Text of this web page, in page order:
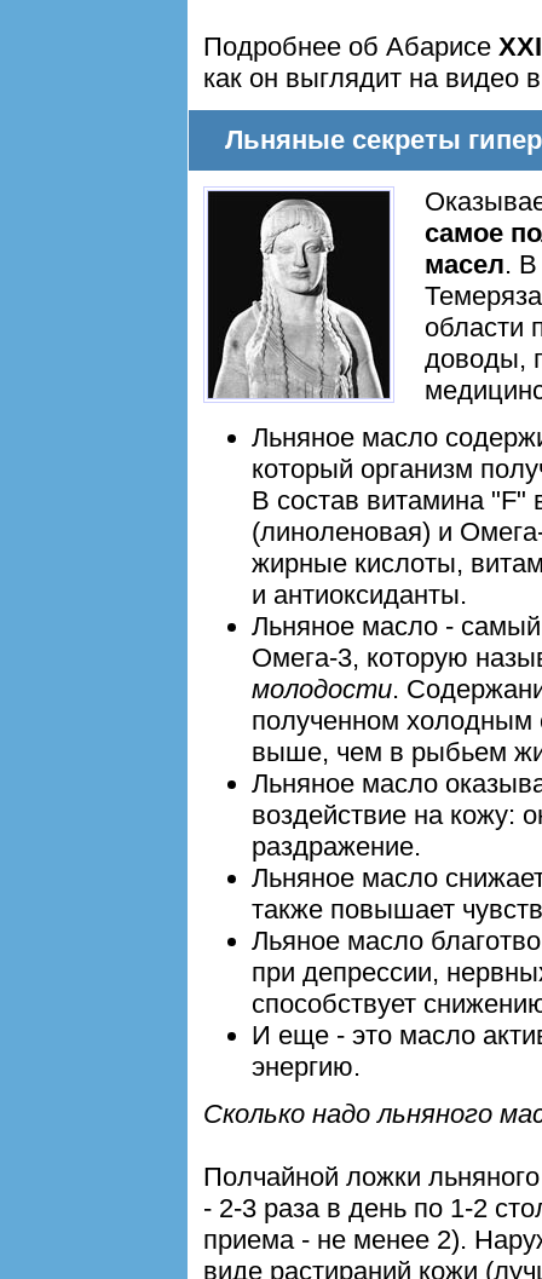
Подробнее об Абарисе
как он выглядит на видео
Льняные секреты
самое
масел. В
области
доводы,
Льняное масло
который организм
В состав витамина
(линоленовая) и
жирные кислоты,
и антиоксиданты.
Льняное масло -
Омега-3, которую
молодости.
полученном холодным
выше, чем в рыбьем
Льняное масло
воздействие на кожу:
раздражение.
Льняное масло
также повышает
Льяное масло
при депрессии,
способствует
И еще - это масло
энергию.
Сколько надо льняного
Полчайной ложки
- 2-3 раза в день по 1-2
приема - не менее 2).
виде растираний кожи